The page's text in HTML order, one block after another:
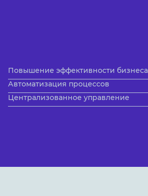
Повышение эффективности бизнеса
Автоматизация процессов
Централизованное управление